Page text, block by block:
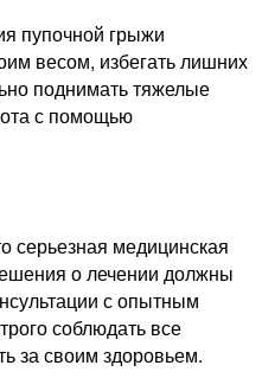
пупочной грыжи
весом, избегать лишних
поднимать тяжелые
с помощью
серьезная медицинская
о лечении должны
с опытным
соблюдать все
за своим здоровьем.